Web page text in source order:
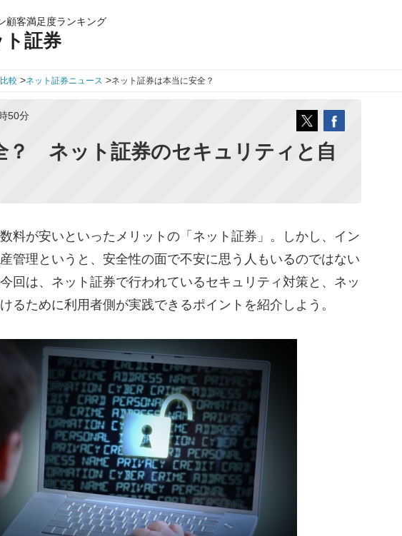
顧客満足度ランキング
ト証券
較 >ネット証券ニュース >ネット証券は本当に安全？
50分
？ ネット証券のセキュリティと自
料が安いといったメリットの「ネット証券」。しかし、イン
管理というと、安全性の面で不安に思う人もいるのではない
回は、ネット証券で行われているセキュリティ対策と、ネッ
るために利用者側が実践できるポイントを紹介しよう。